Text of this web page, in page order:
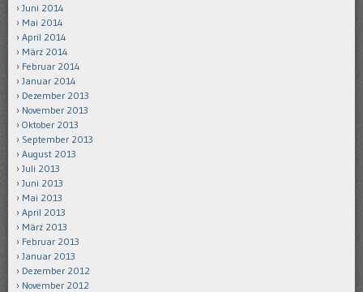
Juni 2014
Mai 2014
April 2014
März 2014
Februar 2014
Januar 2014
Dezember 2013
November 2013
Oktober 2013
September 2013
August 2013
Juli 2013
Juni 2013
Mai 2013
April 2013
März 2013
Februar 2013
Januar 2013
Dezember 2012
November 2012